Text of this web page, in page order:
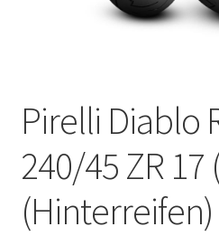
Pirelli Diablo
240/45 ZR 17
(Hinterreifen)